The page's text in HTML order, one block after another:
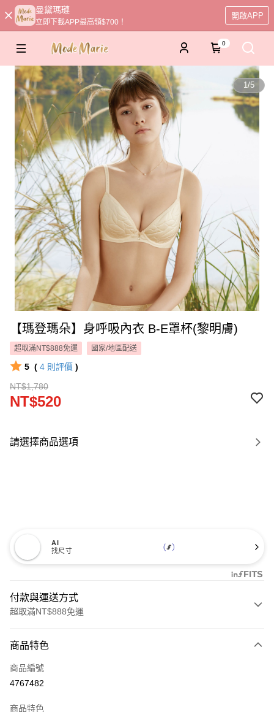
曼黛瑪璉
立即下載APP最高領$700！
開啟APP
0
1/5
【瑪登瑪朵】身呼吸內衣 B-E罩杯(黎明膚)
超取滿NT$888免運 國家/地區配送
5 ( 4 則評價 )
NT$1,780
NT$520
請選擇商品選項
AI
找尺寸
付款與運送方式
超取滿NT$888免運
信用卡一次付款
信用卡分期付款
商品特色
商品編號
4767482
商品特色